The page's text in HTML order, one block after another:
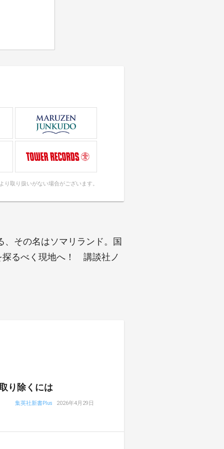
り取り扱いがない場合がございます。
、その名はソマリランド。国
探るべく現地へ！ 講談社ノ
り除くには
集英社新書Plus 2026年4月29日